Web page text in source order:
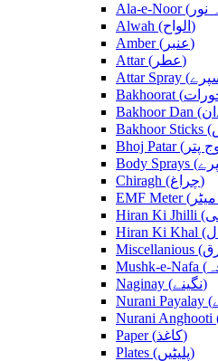
Alwah (الواح)
Amber (عنبر)
Attar (عطر)
Chiragh (چراغ)
Naginay (نگینے)
Paper (کاغذ)
Plates (پلیٹیں)